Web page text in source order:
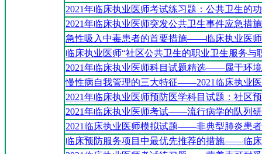
2021年临床执业医师考试练习题：公共卫生的
2021年临床执业医师突发公共卫生事件应急措
急性吸入中毒患者的首要措施——临床执业医
临床执业医师“社区公共卫生的职业卫生服务与
2021年临床执业医师科目试题精选——属于环
慢性病自我管理的三大特征——2021临床执业
2021年临床执业医师预防医学科目试题：社区
2021年临床执业医师考试——流行病学的队列
2021临床执业医师模拟试题——非典型肺炎患
临床预防服务项目中最优先推荐的措施——临